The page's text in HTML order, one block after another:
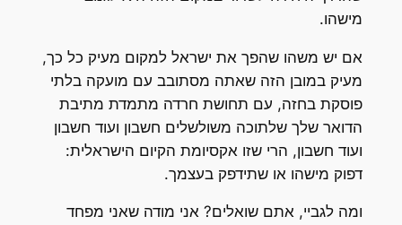
מישהו.
אם יש משהו שהפך את ישראל למקום מעיק כל כך,
מעיק במובן הזה שאתה מסתובב עם מועקה בלתי
פוסקת בחזה, עם תחושת חרדה מתמדת מתיבת
הדואר שלך שלתוכה משולשלים חשבון ועוד חשבון
ועוד חשבון, הרי שזו אקסיומת הקיום הישראלית:
דפוק מישהו או שתידפק בעצמך.
ומה לגביי, אתם שואלים? אני מודה שאני מפחד